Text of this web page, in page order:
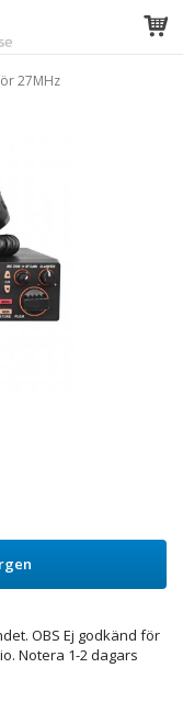
27MHz
OBS Ej godkänd för
Notera 1-2 dagars